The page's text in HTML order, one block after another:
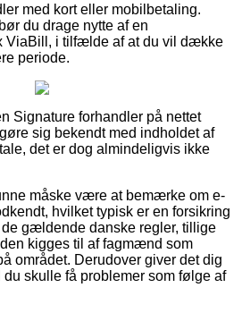
med kort eller mobilbetaling.
du drage nytte af en
ViaBill, i tilfælde af at du vil dække
periode.
Signature forhandler på nettet
sig bekendt med indholdet af
det er dog almindeligvis ikke
måske være at bemærke om e-
hvilket typisk er en forsikring
gældende danske regler, tillige
kigges til af fagmænd som
området. Derudover giver det dig
skulle få problemer som følge af